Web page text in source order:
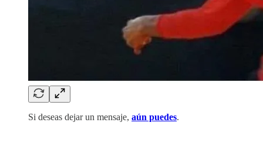
Si deseas dejar un mensaje, aún puedes.